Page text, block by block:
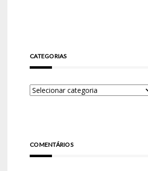
CATEGORIAS
COMENTÁRIOS